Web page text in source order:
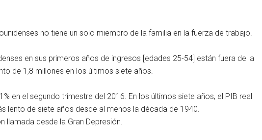
no tiene un solo miembro de la familia en la fuerza de trabajo.
en sus primeros años de ingresos [edades 25-54] están fuera de la
de 1,8 millones en los últimos siete años.
en el segundo trimestre del 2016. En los últimos siete años, el PIB real
lento de siete años desde al menos la década de 1940.
llamada desde la Gran Depresión.